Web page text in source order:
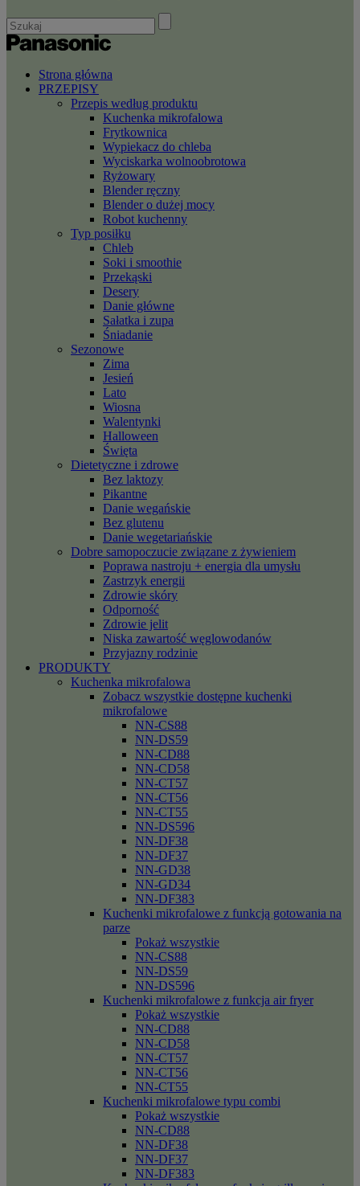
Strona główna
PRZEPISY
Przepis według produktu
Kuchenka mikrofalowa
Frytkownica
Wypiekacz do chleba
Wyciskarka wolnoobrotowa
Ryżowary
Blender ręczny
Blender o dużej mocy
Robot kuchenny
Typ posiłku
Chleb
Soki i smoothie
Przekąski
Desery
Danie główne
Sałatka i zupa
Śniadanie
Sezonowe
Zima
Jesień
Lato
Wiosna
Walentynki
Halloween
Święta
Dietetyczne i zdrowe
Bez laktozy
Pikantne
Danie wegańskie
Bez glutenu
Danie wegetariańskie
Dobre samopoczucie związane z żywieniem
Poprawa nastroju + energia dla umysłu
Zastrzyk energii
Zdrowie skóry
Odporność
Zdrowie jelit
Niska zawartość węglowodanów
Przyjazny rodzinie
PRODUKTY
Kuchenka mikrofalowa
Zobacz wszystkie dostępne kuchenki
mikrofalowe
NN-CS88
NN-DS59
NN-CD88
NN-CD58
NN-CT57
NN-CT56
NN-CT55
NN-DS596
NN-DF38
NN-DF37
NN-GD38
NN-GD34
NN-DF383
Kuchenki mikrofalowe z funkcją gotowania na
parze
Pokaż wszystkie
NN-CS88
NN-DS59
NN-DS596
Kuchenki mikrofalowe z funkcja air fryer
Pokaż wszystkie
NN-CD88
NN-CD58
NN-CT57
NN-CT56
NN-CT55
Kuchenki mikrofalowe typu combi
Pokaż wszystkie
NN-CD88
NN-DF38
NN-DF37
NN-DF383